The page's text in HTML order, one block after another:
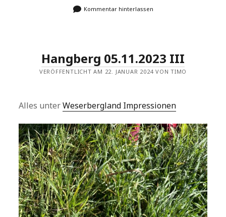
Kommentar hinterlassen
Hangberg 05.11.2023 III
VERÖFFENTLICHT AM 22. JANUAR 2024 VON TIMO
Alles unterWeserbergland Impressionen